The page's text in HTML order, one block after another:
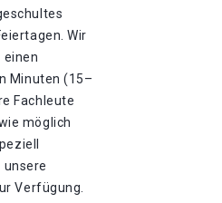
Wir
einen
Minuten (15–
Fachleute
möglich
unsere
Verfügung.